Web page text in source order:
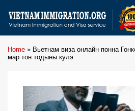
Home » Вьетнам виза онлайн понна
мар тон тодыны кулэ